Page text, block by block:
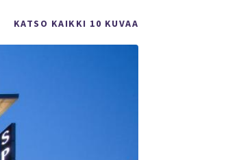
KATSO KAIKKI 10 KUVAA